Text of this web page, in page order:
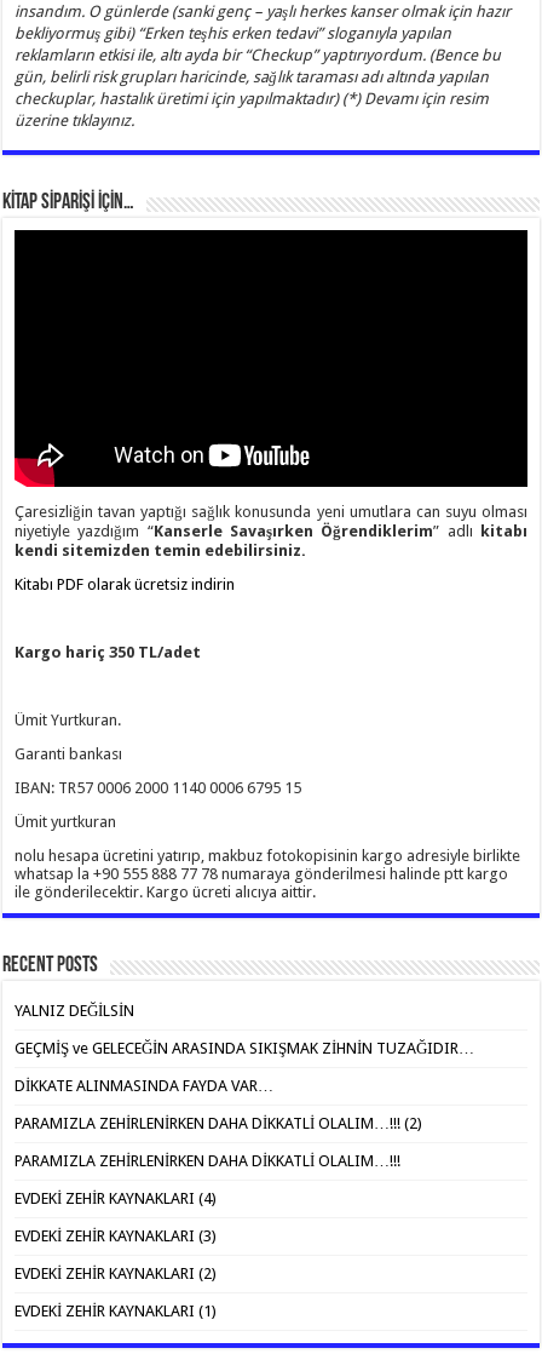
insandım. O günlerde (sanki genç – yaşlı herkes kanser olmak için hazır
bekliyormuş gibi) “Erken teşhis erken tedavi” sloganıyla yapılan
reklamların etkisi ile, altı ayda bir “Checkup” yaptırıyordum. (Bence bu
gün, belirli risk grupları haricinde, sağlık taraması adı altında yapılan
checkuplar, hastalık üretimi için yapılmaktadır) (*) Devamı için resim
üzerine tıklayınız.
KİTAP SİPARİŞİ İÇİN…
Çaresizliğin tavan yaptığı sağlık konusunda yeni umutlara can suyu olması
niyetiyle yazdığım “Kanserle Savaşırken Öğrendiklerim” adlı kitabı
kendi sitemizden temin edebilirsiniz.
Kitabı PDF olarak ücretsiz indirin
Kargo hariç 350 TL/adet
Ümit Yurtkuran.
Garanti bankası
IBAN: TR57 0006 2000 1140 0006 6795 15
Ümit yurtkuran
nolu hesapa ücretini yatırıp, makbuz fotokopisinin kargo adresiyle birlikte
whatsap la +90 555 888 77 78 numaraya gönderilmesi halinde ptt kargo
ile gönderilecektir. Kargo ücreti alıcıya aittir.
Recent Posts
YALNIZ DEĞİLSİN
GEÇMİŞ ve GELECEĞİN ARASINDA SIKIŞMAK ZİHNİN TUZAĞIDIR…
DİKKATE ALINMASINDA FAYDA VAR…
PARAMIZLA ZEHİRLENİRKEN DAHA DİKKATLİ OLALIM…!!! (2)
PARAMIZLA ZEHİRLENİRKEN DAHA DİKKATLİ OLALIM…!!!
EVDEKİ ZEHİR KAYNAKLARI (4)
EVDEKİ ZEHİR KAYNAKLARI (3)
EVDEKİ ZEHİR KAYNAKLARI (2)
EVDEKİ ZEHİR KAYNAKLARI (1)